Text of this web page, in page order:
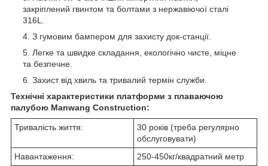
закріплений гвинтом та болтами з нержавіючої сталі
316L.
З гумовим бампером для захисту док-станції.
Легке та швидке складання, екологічно чисте, міцне
та безпечне.
Захист від хвиль та тривалий термін служби.
Технічні характеристики платформи з плаваючою
палубою Manwang Construction:
Тривалість життя:
30 років (треба регулярно
обслуговувати)
Навантаження:
250-450кг/квадратний метр